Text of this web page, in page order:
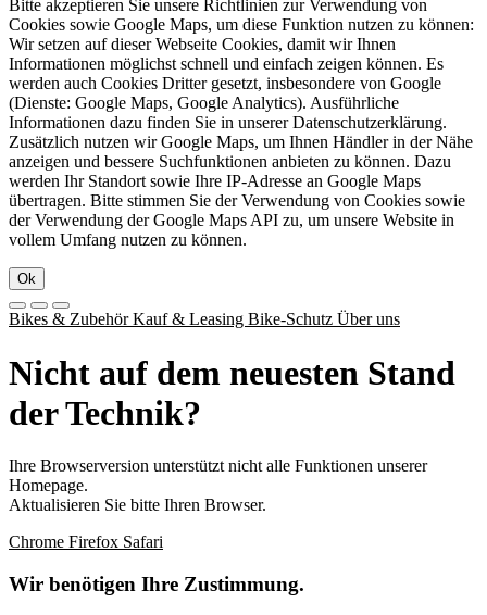
Bitte akzeptieren Sie unsere Richtlinien zur Verwendung von
Cookies sowie Google Maps, um diese Funktion nutzen zu können:
Wir setzen auf dieser Webseite Cookies, damit wir Ihnen
Informationen möglichst schnell und einfach zeigen können. Es
werden auch Cookies Dritter gesetzt, insbesondere von Google
(Dienste: Google Maps, Google Analytics). Ausführliche
Informationen dazu finden Sie in unserer Datenschutzerklärung.
Zusätzlich nutzen wir Google Maps, um Ihnen Händler in der Nähe
anzeigen und bessere Suchfunktionen anbieten zu können. Dazu
werden Ihr Standort sowie Ihre IP-Adresse an Google Maps
übertragen. Bitte stimmen Sie der Verwendung von Cookies sowie
der Verwendung der Google Maps API zu, um unsere Website in
vollem Umfang nutzen zu können.
Ok
Bikes & ZubehörKauf & Leasing Bike-Schutz Über uns
Nicht auf dem neuesten Stand
der Technik?
Ihre Browserversion unterstützt nicht alle Funktionen unserer
Homepage.
Aktualisieren Sie bitte Ihren Browser.
Chrome Firefox Safari
Wir benötigen Ihre Zustimmung.